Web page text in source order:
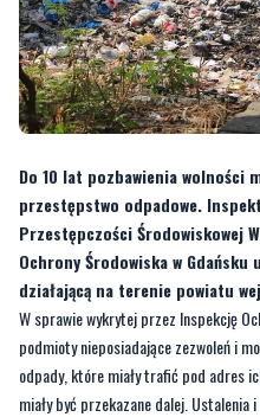
Do 10 lat pozbawienia wolności
przestępstwo odpadowe.
Ochrony Środowiska w Gdańsku
działającą na terenie powiatu
W sprawie wykrytej przez Inspekcję
podmioty nieposiadające zezwoleń i
odpady, które miały trafić pod adres
miały być przekazane dalej. Ustalenia i
firmy nie są w stanie
ton odpadów.
ZOBACZ TEŻ:Milion złotych kary za